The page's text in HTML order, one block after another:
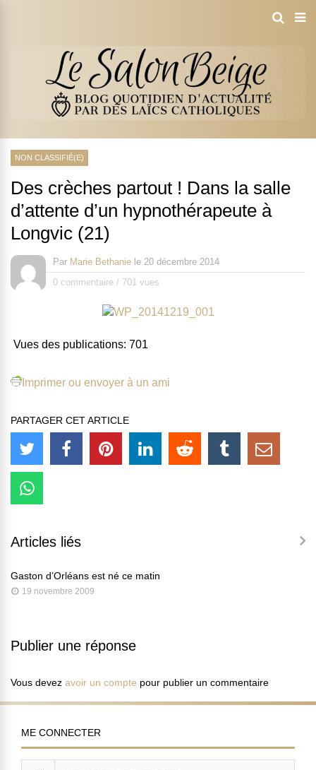
NON CLASSIFIÉ(E)
Des crèches partout ! Dans la salle
d’attente d’un hypnothérapeute à
Longvic (21)
Par Marie Bethanie le 20 décembre 2014
0 commentaire / 701 vues
Vues des publications: 701
Imprimer ou envoyer à un ami
PARTAGER CET ARTICLE
Articles liés
Gaston d’Orléans est né ce matin
19 novembre 2009
Publier une réponse
Vous devez avoir un compte pour publier un commentaire
ME CONNECTER